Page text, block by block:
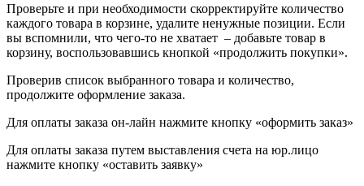
Проверьте и при необходимости скорректируйте количество
каждого товара в корзине, удалите ненужные позиции. Если
вы вспомнили, что чего-то не хватает – добавьте товар в
корзину, воспользовавшись кнопкой «продолжить покупки».
Проверив список выбранного товара и количество,
продолжите оформление заказа.
Для оплаты заказа он-лайн нажмите кнопку «оформить заказ»
Для оплаты заказа путем выставления счета на юр.лицо
нажмите кнопку «оставить заявку»